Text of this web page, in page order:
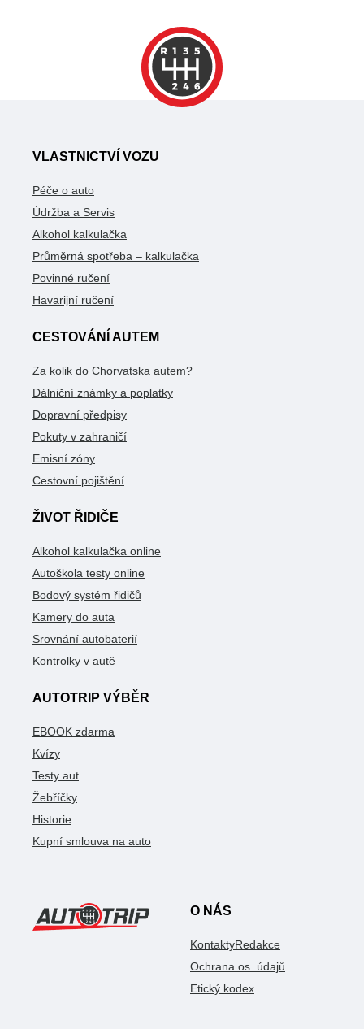
VLASTNICTVÍ VOZU
Péče o auto
Údržba a Servis
Alkohol kalkulačka
Průměrná spotřeba – kalkulačka
Povinné ručení
Havarijní ručení
CESTOVÁNÍ AUTEM
Za kolik do Chorvatska autem?
Dálniční známky a poplatky
Dopravní předpisy
Pokuty v zahraničí
Emisní zóny
Cestovní pojištění
ŽIVOT ŘIDIČE
Alkohol kalkulačka online
Autoškola testy online
Bodový systém řidičů
Kamery do auta
Srovnání autobaterií
Kontrolky v autě
AUTOTRIP VÝBĚR
EBOOK zdarma
Kvízy
Testy aut
Žebříčky
Historie
Kupní smlouva na auto
O NÁS
KontaktyRedakce
Ochrana os. údajů
Etický kodex